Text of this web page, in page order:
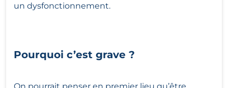
un dysfonctionnement.
Pourquoi c’est grave ?
On pourrait penser en premier lieu qu’être